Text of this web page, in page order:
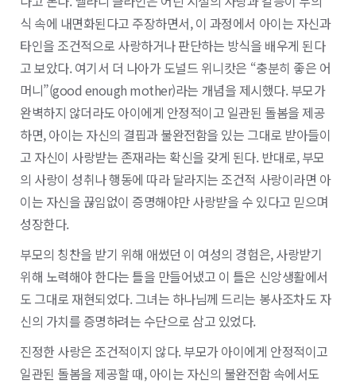
식 속에 내면화된다고 주장하면서, 이 과정에서 아이는 자신과
타인을 조건적으로 사랑하거나 판단하는 방식을 배우게 된다
고 보았다. 여기서 더 나아가 도널드 위니캇은 “충분히 좋은 어
머니”(good enough mother)라는 개념을 제시했다. 부모가
완벽하지 않더라도 아이에게 안정적이고 일관된 돌봄을 제공
하면, 아이는 자신의 결핍과 불완전함을 있는 그대로 받아들이
고 자신이 사랑받는 존재라는 확신을 갖게 된다. 반대로, 부모
의 사랑이 성취나 행동에 따라 달라지는 조건적 사랑이라면 아
이는 자신을 끊임없이 증명해야만 사랑받을 수 있다고 믿으며
성장한다.
부모의 칭찬을 받기 위해 애썼던 이 여성의 경험은, 사랑받기
위해 노력해야 한다는 틀을 만들어냈고 이 틀은 신앙생활에서
도 그대로 재현되었다. 그녀는 하나님께 드리는 봉사조차도 자
신의 가치를 증명하려는 수단으로 삼고 있었다.
진정한 사랑은 조건적이지 않다. 부모가 아이에게 안정적이고
일관된 돌봄을 제공할 때, 아이는 자신의 불완전함 속에서도